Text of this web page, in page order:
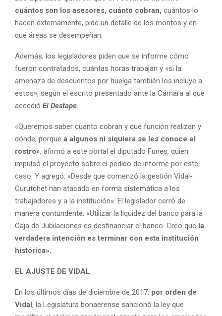
cuántos son los asesores, cuánto cobran, cuántos lo
hacen externamente, pide un detalle de los montos y en
qué áreas se desempeñan.
Además, los legisladores piden que se informe cómo
fueron contratados, cuántas horas trabajan y «si la
amenaza de descuentos por huelga también los incluye a
estos», según el escrito presentado ante la Cámara al que
accedió El Destape
«Queremos saber cuánto cobran y qué función realizan y
dónde, porque a algunos ni siquiera se les conoce el
rostro», afirmó a este portal el diputado Funes, quien
impulsó el proyecto sobre el pedido de informe por este
caso. Y agregó: «Desde que comenzó la gestión Vidal-
Curutchet han atacado en forma sistemática a los
trabajadores y a la institución». El legislador cerró de
manera contundente: «Utilizar la liquidez del banco para la
Caja de Jubilaciones es desfinanciar el banco. Creo que la
verdadera intención es terminar con esta institución
histórica».
EL AJUSTE DE VIDAL
En los últimos días de diciembre de 2017, por orden de
Vidal, la Legislatura bonaerense sancionó la ley que